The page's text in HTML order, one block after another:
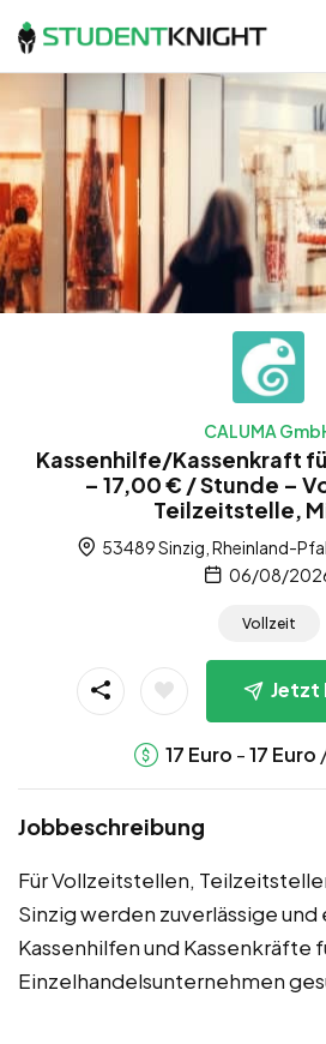
CALUMA
Kassenhilfe/Kassenkraft
– 17,00 € / Stunde –
Teilzeitstelle,
53489 Sinzig, Rheinland-
06/08/
Vollzeit
Jetzt
17 Euro -17 Euro
Jobbeschreibung
Für Vollzeitstellen,
Sinzig werden zuverlässige
Kassenhilfen und Kassenkräfte
Einzelhandelsunternehmen